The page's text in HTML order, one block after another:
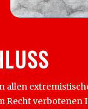
allen
Recht